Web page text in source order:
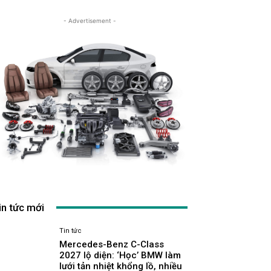
- Advertisement -
tức mới
Tin tức
Mercedes-Benz C-Class
2027 lộ diện: ‘Học’ BMW làm
lưới tản nhiệt khổng lồ, nhiều